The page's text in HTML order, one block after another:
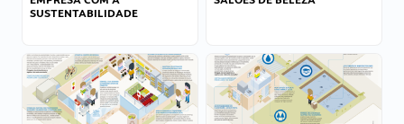
SUSTENTABILIDADE